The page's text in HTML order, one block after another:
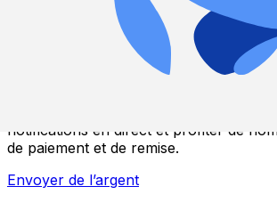
Transferts d'argent
notifications en direct et profiter de
de paiement et de remise.
Envoyer de l’argent